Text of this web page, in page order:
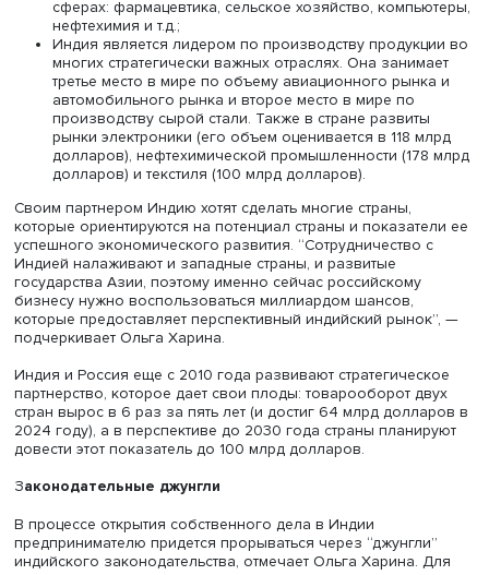
ВВП Индии за последнее десятилетие вырос на
ежегодно растет примерно на 7,5%, что выводит
мировые лидеры по данному показателю;
Индия лидирует в мире по количеству населения
миллиарда человек, а средний возраст жителя
28 лет. При этом 450 млн индийцев - пользователи
интернета, более 1 млрд - мобильных телефонов;
В Индии множество удачных стартапов в самых
сферах: фармацевтика, сельское хозяйство,
нефтехимия и т.д.;
Индия является лидером по производству
многих стратегически важных отраслях. Она
третье место в мире по объему авиационного
автомобильного рынка и второе место в мире по
производству сырой стали. Также в стране
рынки электроники (его объем оценивается в 118
долларов), нефтехимической промышленности
долларов) и текстиля (100 млрд долларов).
Своим партнером Индию хотят сделать многие страны,
которые ориентируются на потенциал страны и
успешного экономического развития. “Сотрудничество
Индией налаживают и западные страны, и развитые
государства Азии, поэтому именно сейчас российскому
бизнесу нужно воспользоваться миллиардом шансов,
которые предоставляет перспективный индийский
подчеркивает Ольга Харина.